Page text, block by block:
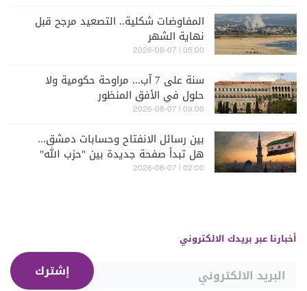
المفاوضات شكلية.. التصعيد مرجح قبل
نهاية الشهر
05:00 | 2026-08-07
سنة على 7 آب... مراوحة حكومية ولا
حلول في الأفق المنظور
09:00 | 2026-08-07
بين رسائل الانفتاح وحسابات دمشق...
هل تبدأ صفحة جديدة بين "حزب الله"
وسوريا - الشرع؟
02:00 | 2026-08-07
أخبارنا عبر بريدك الالكتروني
إشترك